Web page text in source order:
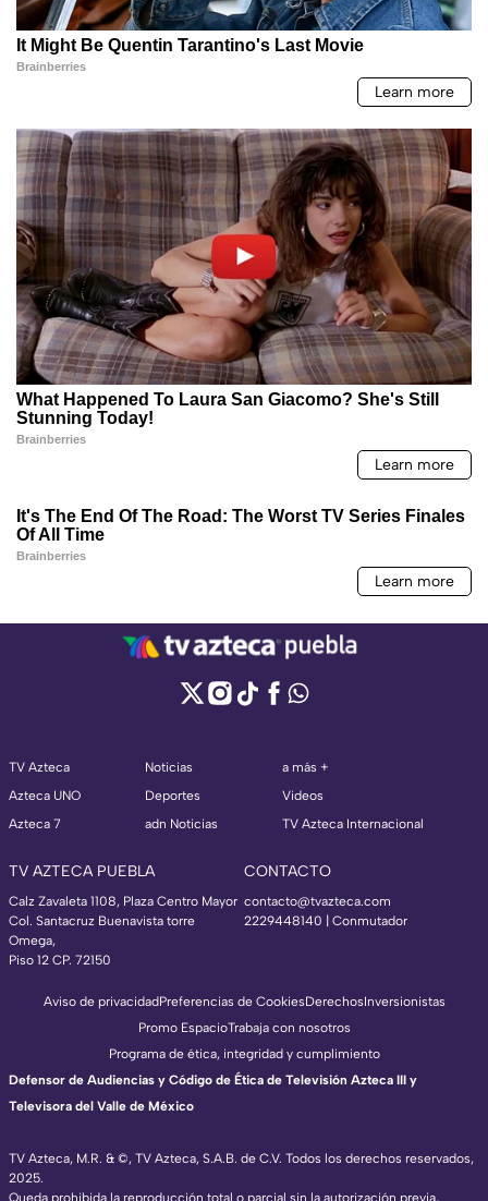
TV Azteca
Azteca UNO
Azteca 7
Noticias
Deportes
adn Noticias
a más +
Videos
TV Azteca Internacional
TV AZTECA PUEBLA
Calz Zavaleta 1108, Plaza Centro Mayor
Col. Santacruz Buenavista torre
Omega,
Piso 12 CP. 72150
CONTACTO
contacto@tvazteca.com
2229448140 | Conmutador
TV Azteca, M.R. & ©, TV Azteca, S.A.B. de C.V. Todos los derechos reservados,
2025.
Queda prohibida la reproducción total o parcial sin la autorización previa,
Aviso de privacidadPreferencias de CookiesDerechosInversionistas
Promo EspacioTrabaja con nosotros
Programa de ética, integridad y cumplimiento
Defensor de Audiencias y Código de Ética de Televisión Azteca III y
Televisora del Valle de México